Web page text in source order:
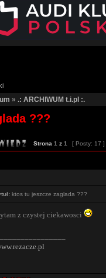
» .: ARCHIWUM t.i.pl :.
???
Strona 1 z 1 [ Posty: 17 ]
ktos tu jeszcze zaglada ???
z czystej ciekawosci